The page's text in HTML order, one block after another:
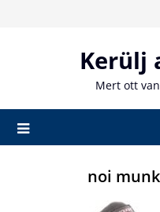
Kerülj
Mert ott
noi